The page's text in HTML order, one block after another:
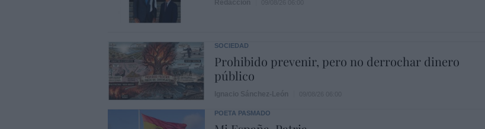
SOCIEDAD
Prohibido prevenir, pero no derrochar dinero
público
POETA PASMADO